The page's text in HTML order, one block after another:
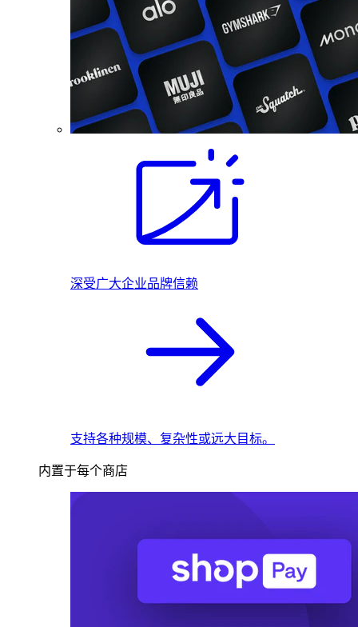
深受广大企业品牌信赖
支持各种规模、复杂性或远大目标。
内置于每个商店